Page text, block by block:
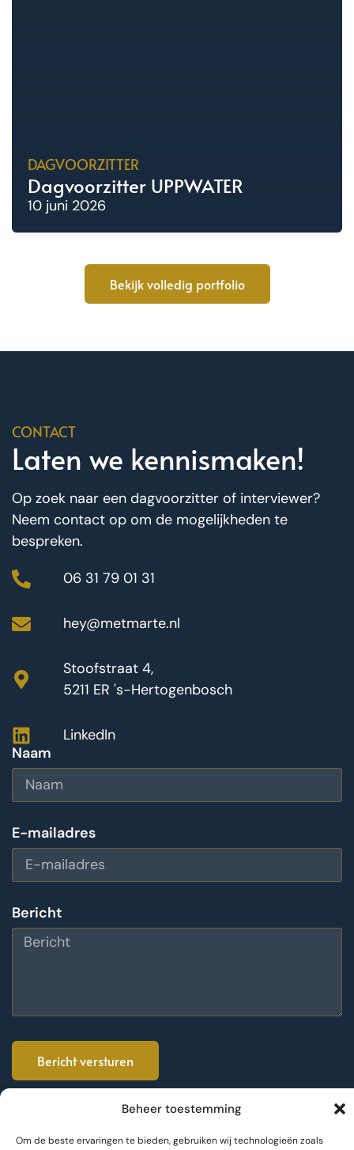
Beheer toestemming
Om de beste ervaringen te bieden, gebruiken wij technologieën zoals
DAGVOORZITTER
Dagvoorzitter UPPWATER
10 juni 2026
Bekijk volledig portfolio
CONTACT
Laten we kennismaken!
Op zoek naar een dagvoorzitter of interviewer?
Neem contact op om de mogelijkheden te
bespreken.
06 31 79 01 31
hey@metmarte.nl
Stoofstraat 4,
5211 ER 's-Hertogenbosch
LinkedIn
Naam
E-mailadres
Bericht
Bericht versturen